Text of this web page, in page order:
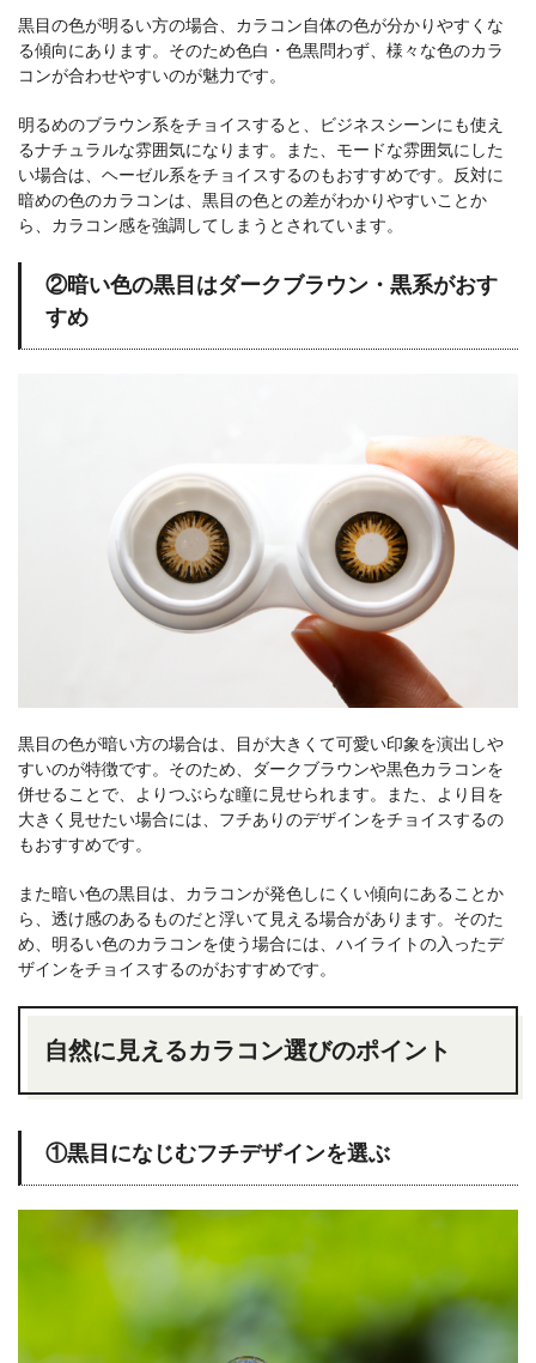
黒目の色が明るい方の場合、カラコン自体の色が分かりやすくな
る傾向にあります。そのため色白・色黒問わず、様々な色のカラ
コンが合わせやすいのが魅力です。
明るめのブラウン系をチョイスすると、ビジネスシーンにも使え
るナチュラルな雰囲気になります。また、モードな雰囲気にした
い場合は、ヘーゼル系をチョイスするのもおすすめです。反対に
暗めの色のカラコンは、黒目の色との差がわかりやすいことか
ら、カラコン感を強調してしまうとされています。
②暗い色の黒目はダークブラウン・黒系がおす
すめ
黒目の色が暗い方の場合は、目が大きくて可愛い印象を演出しや
すいのが特徴です。そのため、ダークブラウンや黒色カラコンを
併せることで、よりつぶらな瞳に見せられます。また、より目を
大きく見せたい場合には、フチありのデザインをチョイスするの
もおすすめです。
また暗い色の黒目は、カラコンが発色しにくい傾向にあることか
ら、透け感のあるものだと浮いて見える場合があります。そのた
め、明るい色のカラコンを使う場合には、ハイライトの入ったデ
ザインをチョイスするのがおすすめです。
自然に見えるカラコン選びのポイント
①黒目になじむフチデザインを選ぶ